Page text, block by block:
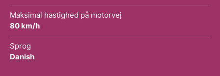
Maksimal hastighed på motorvej
80 km/h
Sprog
Danish